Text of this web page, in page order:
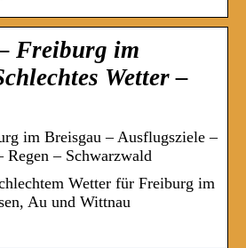
Freiburg im
Wetter –
im Breisgau – Ausflugsziele –
Regen – Schwarzwald
Wetter für Freiburg im
Au und Wittnau